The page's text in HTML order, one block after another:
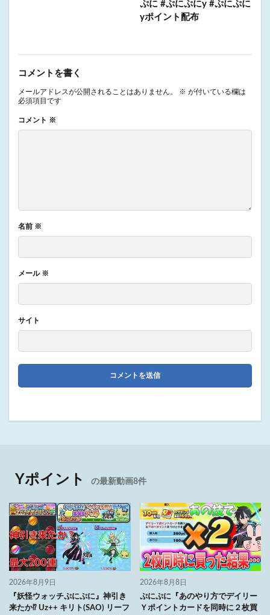
ぷに #ぷにぷにy #ぷにぷに
yポイント配布
コメントを書く
メールアドレスが公開されることはありません。 ※ が付いている欄は
必須項目です
コメント ※
名前 ※
メール ※
サイト
Yポイント の最新動画8件
2026年8月9日
『妖怪ウォッチぷにぷに』神引き
来たか⁉ Uz++ キリト(SAO) リーフ
2026年8月8日
ぷにぷに『あのやり方でデイリー
Ｙポイントカードを同時に２枚買